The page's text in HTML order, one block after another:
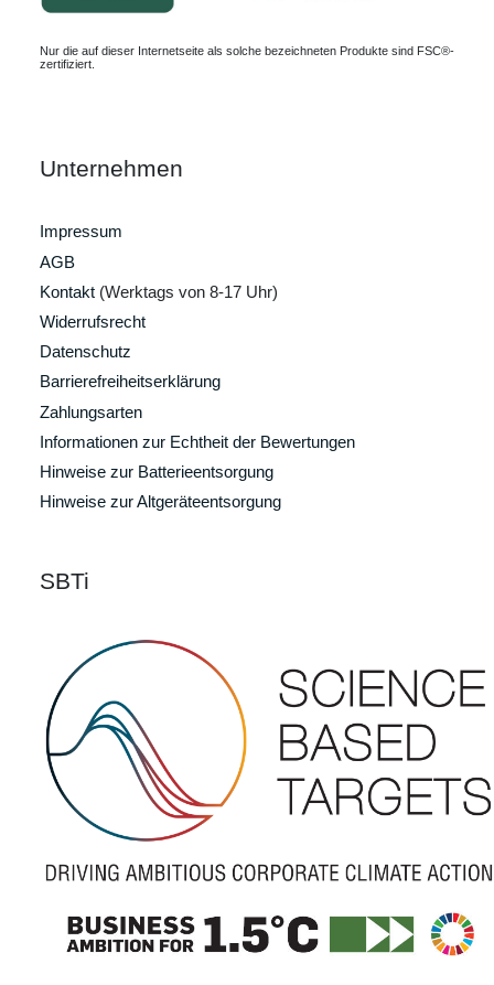
Nur die auf dieser Internetseite als solche bezeichneten Produkte sind FSC®-
zertifiziert.
Unternehmen
Impressum
AGB
Kontakt (Werktags von 8-17 Uhr)
Widerrufsrecht
Datenschutz
Barrierefreiheitserklärung
Zahlungsarten
Informationen zur Echtheit der Bewertungen
Hinweise zur Batterieentsorgung
Hinweise zur Altgeräteentsorgung
SBTi